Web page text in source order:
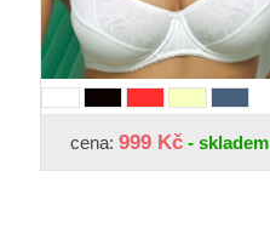
cena: 999 Kč - skladem